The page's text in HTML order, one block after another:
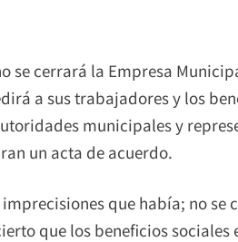
se cerrará la Empresa
a sus trabajadores y los
municipales y
un acta de acuerdo.
que había; no se
que los beneficios sociales